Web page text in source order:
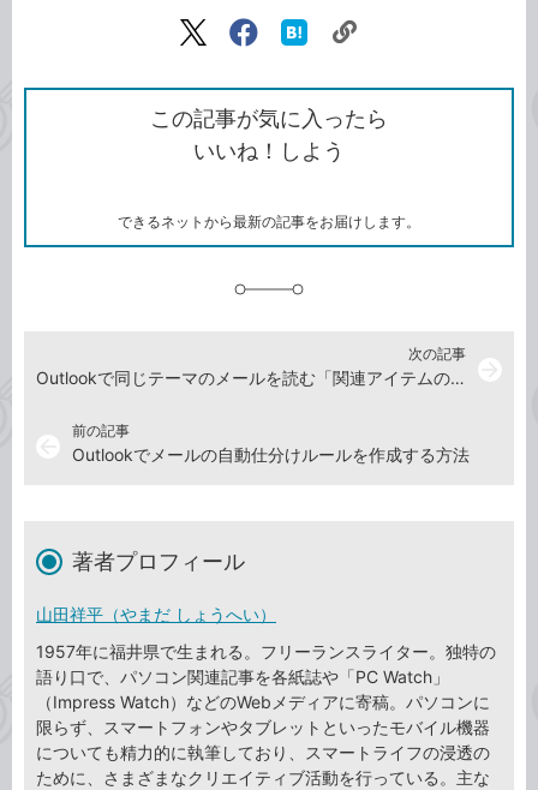
X（旧
で
シ
ェ
ア
Facebook
シ
ェ
ア
な
ッ
ク
ク
ク
を
コ
この記事が気に入ったら
いいね！しよう
できるネットから最新の記事をお届けします。
前の記事
Outlookでメールの自動仕分けルールを作成する方法
次の記事
Outlookで同じテーマのメールを読む「関連アイテムの検索」機能
著者プロフィール
山田祥平（やまだ しょうへい）
1957年に福井県で生まれる。フリーランスライター。独特の
語り口で、パソコン関連記事を各紙誌や「PC Watch」
（Impress Watch）などのWebメディアに寄稿。パソコンに
限らず、スマートフォンやタブレットといったモバイル機器
についても精力的に執筆しており、スマートライフの浸透の
ために、さまざまなクリエイティブ活動を行っている。主な